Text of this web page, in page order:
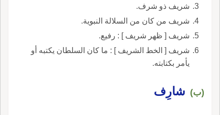
شريف ذو شرف.
شريف من كان من السلالة النبوية.
شريف [ ظهر شريف ] : رفيع.
شريف [ الخط الشريف ] : ما كان السلطان يكتبه أو
يأمر بكتابته.
(ب) شارِف